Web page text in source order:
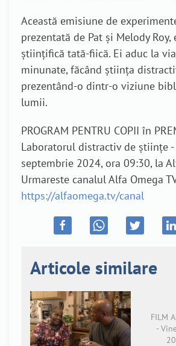
Această emisiune de
prezentată de Pat și Melody Roy,
științifică tată-fiică. Ei aduc la
minunate, făcând știința
prezentând-o dintr-o viziune
lumii.
PROGRAM PENTRU COPII în
Laboratorul distractiv de științe -
septembrie 2024, ora 09:30, la
Urmareste canalul Alfa Omega
https://alfaomega.tv/canal
Articole similare
FILM
-